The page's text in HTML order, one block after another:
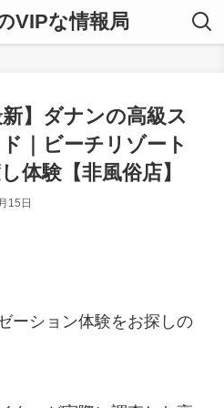
VIPな情報局
新】ダナンの高級ス
｜ビーチリゾート
体験【非風俗店】
15日
ーション体験をお探しの